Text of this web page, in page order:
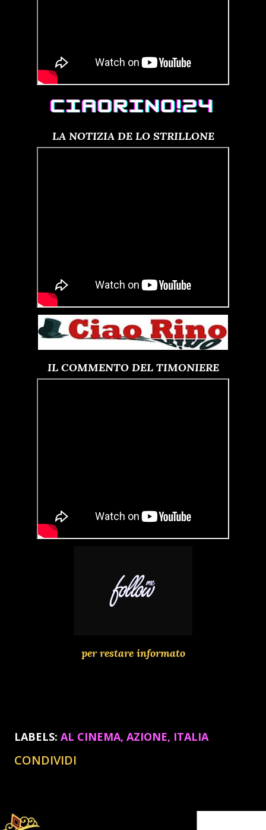
LA NOTIZIA DE LO STRILLONE
IL COMMENTO DEL TIMONIERE
per restare informato
LABELS: AL CINEMA AZIONE ITALIA
CONDIVIDI